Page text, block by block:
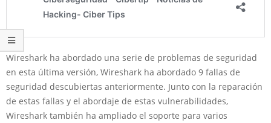
Wireshark ha abordado una serie de problemas de seguridad
en esta última versión, Wireshark ha abordado 9 fallas de
seguridad descubiertas anteriormente. Junto con la reparación
de estas fallas y el abordaje de estas vulnerabilidades,
Wireshark también ha ampliado el soporte para varios